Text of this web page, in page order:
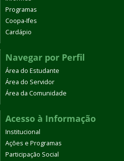
Programas
Coopa-Ifes
Cardápio
Navegar por Perfil
Área do Estudante
Área do Servidor
Área da Comunidade
Acesso à Informação
Institucional
Ações e Programas
Participação Social